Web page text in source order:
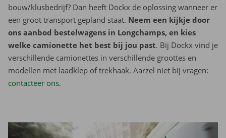
bouw/klusbedrijf? Dan heeft Dockx de oplossing wanneer er
een groot transport gepland staat. Neem een kijkje door
ons aanbod bestelwagens in Longchamps, en kies
welke camionette het best bij jou past. Bij Dockx vind je
verschillende camionettes in verschillende groottes en
modellen met laadklep of trekhaak. Aarzel niet bij vragen:
contacteer ons.